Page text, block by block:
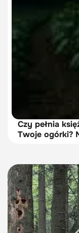
Czy pełnia
Twoje ogórki?